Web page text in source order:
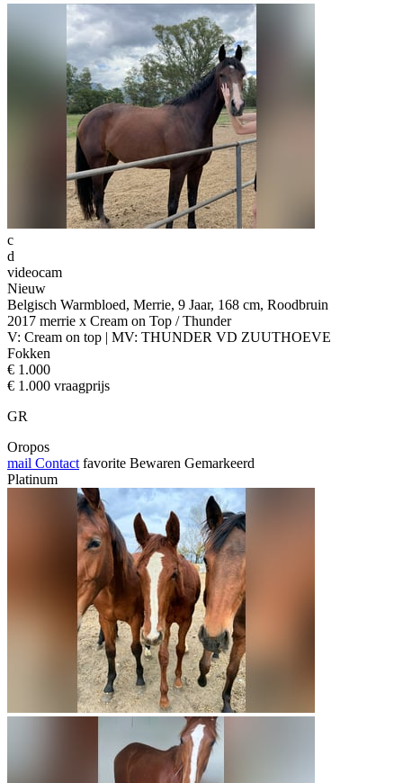
c
d
videocam
Nieuw
Belgisch Warmbloed, Merrie, 9 Jaar, 168 cm, Roodbruin
2017 merrie x Cream on Top / Thunder
V: Cream on top | MV: THUNDER VD ZUUTHOEVE
Fokken
€ 1.000
€ 1.000 vraagprijs
GR
Oropos
mail Contact favorite Bewaren Gemarkeerd
Platinum